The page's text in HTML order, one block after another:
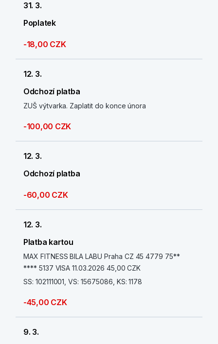
31. 3.
Poplatek
-18,00 CZK
12. 3.
Odchozí platba
ZUŠ výtvarka. Zaplatit do konce února
-100,00 CZK
12. 3.
Odchozí platba
-60,00 CZK
12. 3.
Platba kartou
MAX FITNESS BILA LABU Praha CZ 45 4779 75**
**** 5137 VISA 11.03.2026 45,00 CZK
SS: 102111001, VS: 15675086, KS: 1178
-45,00 CZK
9. 3.